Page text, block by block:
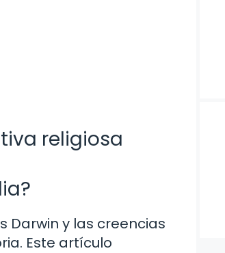
religiosa
Darwin y las creencias
Este artículo